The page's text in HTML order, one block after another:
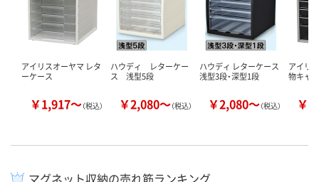
アイリスオーヤマ レタ
ーケース
￥1,917～（税込）
ハウディ レターケー
ス 浅型5段
￥2,080～（税込）
ハウディ レターケース
浅型3段・深型1段
￥2,080～（税込）
アイリ
物キャ
￥
マグネット収納の売れ筋ランキング